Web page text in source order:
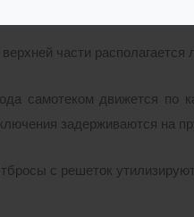
друг другу.
верхней части
самотеком движется по
задерживаются на
с решеток